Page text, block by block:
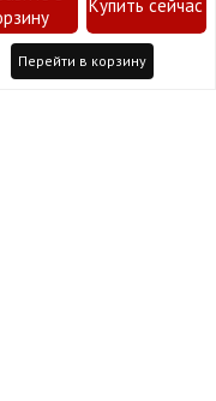
Перейти в корзину